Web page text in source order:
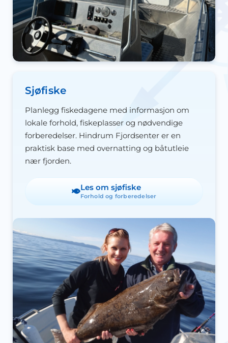
Sjøfiske
Planlegg fiskedagene med informasjon om
lokale forhold, fiskeplasser og nødvendige
forberedelser. Hindrum Fjordsenter er en
praktisk base med overnatting og båtutleie
nær fjorden.
Les om sjøfiske
Forhold og forberedelser